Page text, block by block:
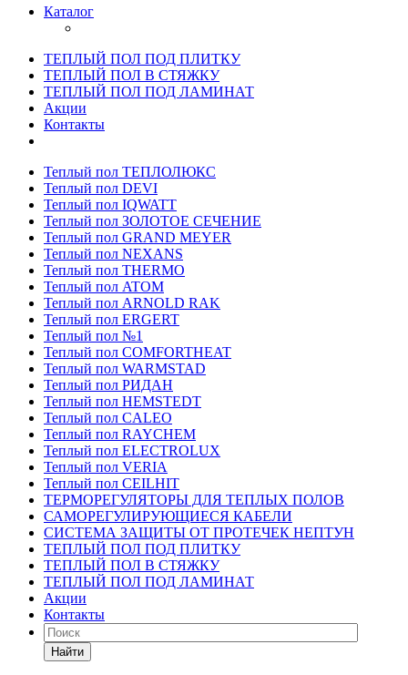
Каталог
ТЕПЛЫЙ ПОЛ ПОД ПЛИТКУ
ТЕПЛЫЙ ПОЛ В СТЯЖКУ
ТЕПЛЫЙ ПОЛ ПОД ЛАМИНАТ
Акции
Контакты
Теплый пол ТЕПЛОЛЮКС
Теплый пол DEVI
Теплый пол IQWATT
Теплый пол ЗОЛОТОЕ СЕЧЕНИЕ
Теплый пол GRAND MEYER
Теплый пол NEXANS
Теплый пол THERMO
Теплый пол ATOM
Теплый пол ARNOLD RAK
Теплый пол ERGERT
Теплый пол №1
Теплый пол COMFORTHEAT
Теплый пол WARMSTAD
Теплый пол РИДАН
Теплый пол HEMSTEDT
Теплый пол CALEO
Теплый пол RAYCHEM
Теплый пол ELECTROLUX
Теплый пол VERIA
Теплый пол CEILHIT
ТЕРМОРЕГУЛЯТОРЫ ДЛЯ ТЕПЛЫХ ПОЛОВ
САМОРЕГУЛИРУЮЩИЕСЯ КАБЕЛИ
СИСТЕМА ЗАЩИТЫ ОТ ПРОТЕЧЕК НЕПТУН
ТЕПЛЫЙ ПОЛ ПОД ПЛИТКУ
ТЕПЛЫЙ ПОЛ В СТЯЖКУ
ТЕПЛЫЙ ПОЛ ПОД ЛАМИНАТ
Акции
Контакты
Найти